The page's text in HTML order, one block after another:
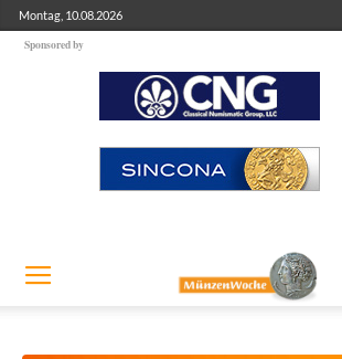
Montag, 10.08.2026
Sponsored by